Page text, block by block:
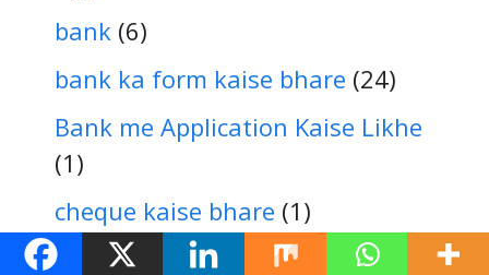
bank (6)
bank ka form kaise bhare (24)
Bank me Application Kaise Likhe
(1)
cheque kaise bhare (1)
ews certificate(1)